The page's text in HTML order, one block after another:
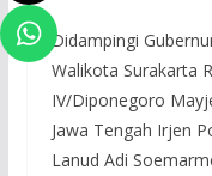
Didampingi
Walikota Surakarta
IV/Diponegoro
Jawa Tengah Irjen
Lanud Adi